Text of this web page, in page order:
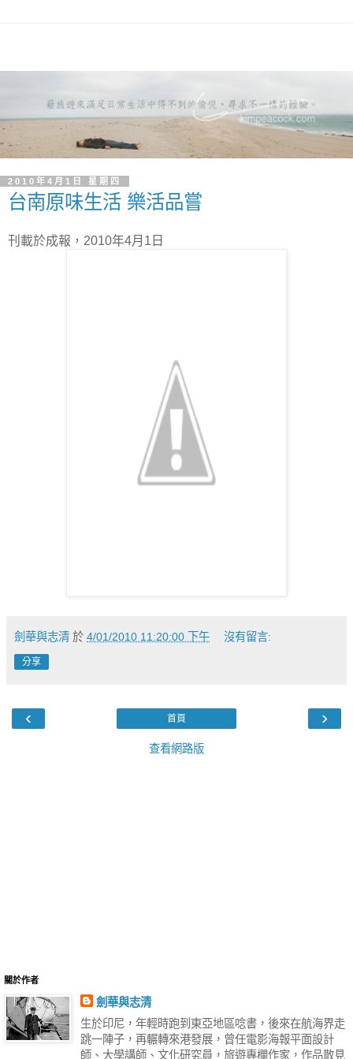
2010年4月1日 星期四
台南原味生活 樂活品嘗
刊載於成報，2010年4月1日
劍華與志清 於 4/01/2010 11:20:00 下午 沒有留言:
分享
‹ ›
首頁
查看網路版
關於作者
劍華與志清
生於印尼，年輕時跑到東亞地區唸書，後來在航海界走
跳一陣子，再輾轉來港發展，曾任電影海報平面設計
師、大學講師、文化研究員，旅遊專欄作家，作品散見